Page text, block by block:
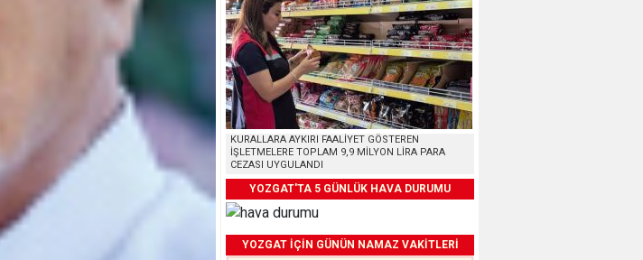
KURALLARA AYKIRI FAALİYET GÖSTEREN
İŞLETMELERE TOPLAM 9,9 MİLYON LİRA PARA
CEZASI UYGULANDI
YOZGAT'TA 5 GÜNLÜK HAVA DURUMU
YOZGAT İÇİN GÜNÜN NAMAZ VAKİTLERİ